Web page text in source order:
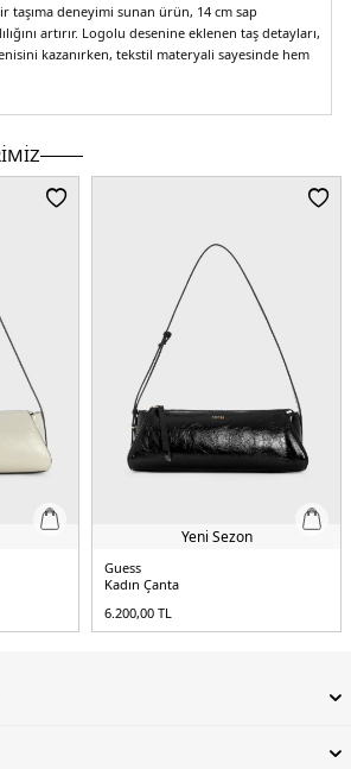
taşıma deneyimi sunan ürün, 14 cm sap
artırır. Logolu desenine eklenen taş detayları,
kazanırken, tekstil materyali sayesinde hem
Davet
cm- Taşlı
Yeni Sezon
Guess
Kadın Çanta
6.200,00 TL